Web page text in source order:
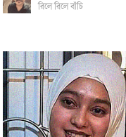
রিলে রিলে বাঁচি